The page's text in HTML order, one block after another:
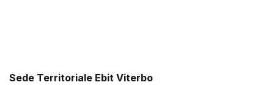
Sede Territoriale Ebit Viterbo